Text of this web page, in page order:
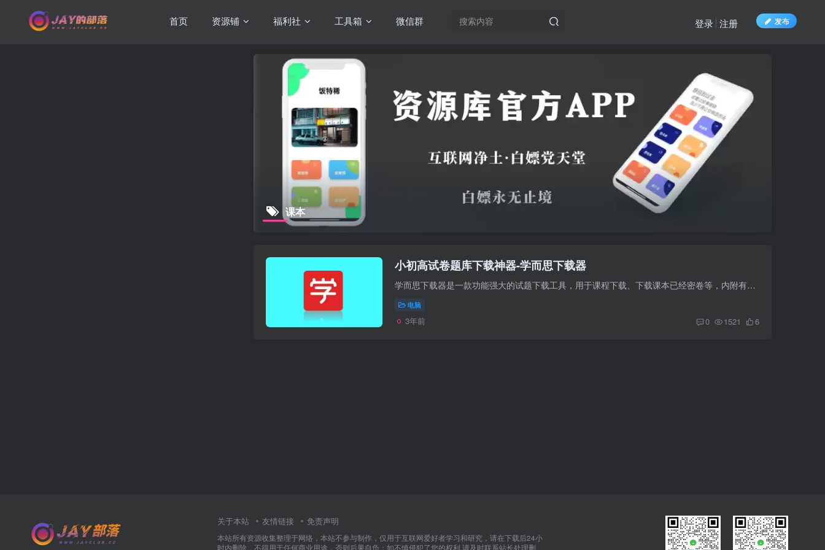
首页 资源铺 福利社 工具箱 微信群 发布
登录 注册
课本
小初高试卷题库下载神器-学而思下载器
学而思下载器是一款功能强大的试题下载工具，用于课程下载、下载课本已经密卷等，内附有答案下载和网站 这款工具可以帮你快速下载学而思平台上的各种优质的试卷资源，包括模拟卷和历年的真题试...
电脑
3年前 0 1521 6
关于本站 友情链接 免责声明
本站所有资源收集整理于网络，本站不参与制作，仅用于互联网爱好者学习和研究，请在下载后24小
时内删除，不得用于任何商业用途，否则后果自负；如不慎侵犯了您的权利,请及时联系站长处理删